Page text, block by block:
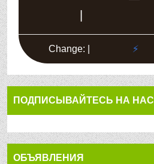
ПОДПИСЫВАЙТЕСЬ НА НАС
ОБЪЯВЛЕНИЯ